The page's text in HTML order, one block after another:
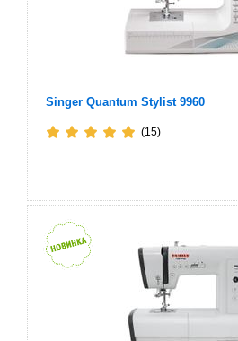
Singer Quantum Stylist 9960
(15)